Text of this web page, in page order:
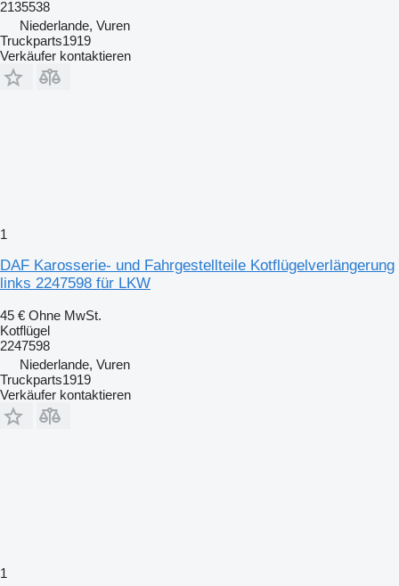
2135538
Niederlande, Vuren
Truckparts1919
Verkäufer kontaktieren
1
DAF Karosserie- und Fahrgestellteile Kotflügelverlängerung
links 2247598 für LKW
45 € Ohne MwSt.
Kotflügel
2247598
Niederlande, Vuren
Truckparts1919
Verkäufer kontaktieren
1